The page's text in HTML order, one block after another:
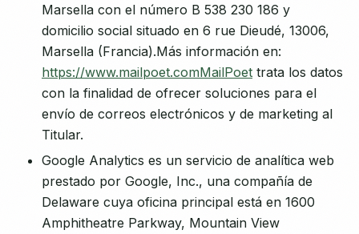
Marsella con el número B 538 230 186 y
domicilio social situado en 6 rue Dieudé, 13006,
Marsella (Francia).Más información en:
https://www.mailpoet.comMailPoet trata los datos
con la finalidad de ofrecer soluciones para el
envío de correos electrónicos y de marketing al
Titular.
Google Analytics es un servicio de analítica web
prestado por Google, Inc., una compañía de
Delaware cuya oficina principal está en 1600
Amphitheatre Parkway, Mountain View